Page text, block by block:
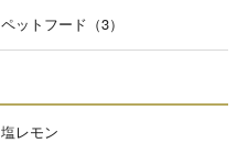
ペットフード（3）
塩レモン